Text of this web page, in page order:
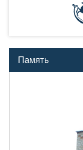
Память